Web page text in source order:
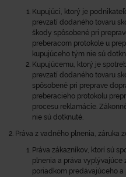
Kupujúci, ktorý je
prevzatí dodaného tovaru
škody spôsobené pri
preberacom protokole u
kupujúceho tým nie sú
Kupujúcemu, ktorý je
prevzatí dodaného tovaru
spôsobené pri preprave
preberacieho protokolu
procesu reklamácie.
nie sú dotknuté.
2. Práva z vadného plnenia, záruka
Práva zákazníkov, ktorí sú
plnenia a práva vyplývajúce
poriadkom predávajúceho